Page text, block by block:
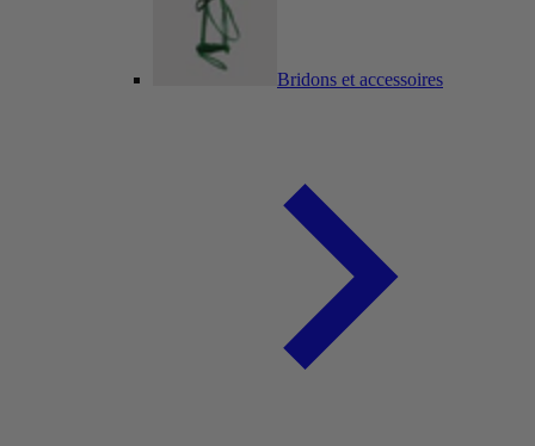
Bridons et accessoires